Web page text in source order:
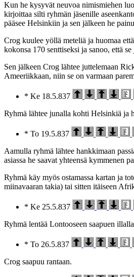
Kun he kysyvät neuvoa nimismiehen
kirjoittaa silti ryhmän jäsenille
pääsee Helsinkiin ja sen jälkeen he
Crog kuulee yöllä meteliä ja huomaa
kokonsa 170 senttiseksi ja sanoo, että
Sen jälkeen Crog lähtee juttelemaan
Ameeriikkaan, niin se on varmaan
* Ke 18.5.837
Ryhmä lähtee junalla kohti Helsinkiä ja
* To 19.5.837
Aamulla ryhmä lähtee hankkimaan
asiassa he saavat yhteensä kymmenen
Ryhmä käy myös ostamassa kartan ja
miinavaaran takia) tai sitten itäiseen
* Ke 25.5.837
Ryhmä lentää Lontooseen saapuen
* To 26.5.837
Crog saapuu rantaan.